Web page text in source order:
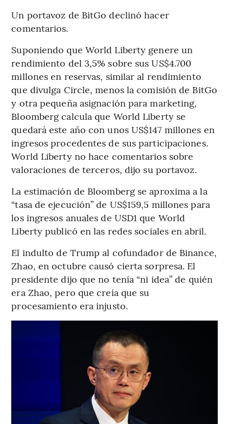
Un portavoz de BitGo declinó hacer
comentarios.
Suponiendo que World Liberty genere un
rendimiento del 3,5% sobre sus US$4.700
millones en reservas, similar al rendimiento
que divulga Circle, menos la comisión de BitGo
y otra pequeña asignación para marketing,
Bloomberg calcula que World Liberty se
quedará este año con unos US$147 millones en
ingresos procedentes de sus participaciones.
World Liberty no hace comentarios sobre
valoraciones de terceros, dijo su portavoz.
La estimación de Bloomberg se aproxima a la
“tasa de ejecución” de US$159,5 millones para
los ingresos anuales de USD1 que World
Liberty publicó en las redes sociales en abril.
El indulto de Trump al cofundador de Binance,
Zhao, en octubre causó cierta sorpresa. El
presidente dijo que no tenía “ni idea” de quién
era Zhao, pero que creía que su
procesamiento era injusto.